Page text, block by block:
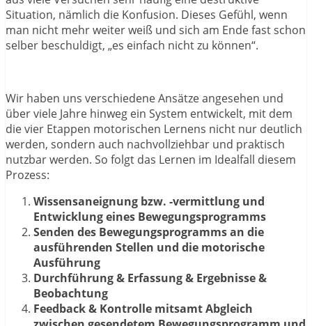
Situation, nämlich die Konfusion. Dieses Gefühl, wenn
man nicht mehr weiter weiß und sich am Ende fast schon
selber beschuldigt, „es einfach nicht zu können“.
Wir haben uns verschiedene Ansätze angesehen und
über viele Jahre hinweg ein System entwickelt, mit dem
die vier Etappen motorischen Lernens nicht nur deutlich
werden, sondern auch nachvollziehbar und praktisch
nutzbar werden. So folgt das Lernen im Idealfall diesem
Prozess:
Wissensaneignung bzw. -vermittlung und
Entwicklung eines Bewegungsprogramms
Senden des Bewegungsprogramms an die
ausführenden Stellen und die motorische
Ausführung
Durchführung & Erfassung & Ergebnisse &
Beobachtung
Feedback & Kontrolle mitsamt Abgleich